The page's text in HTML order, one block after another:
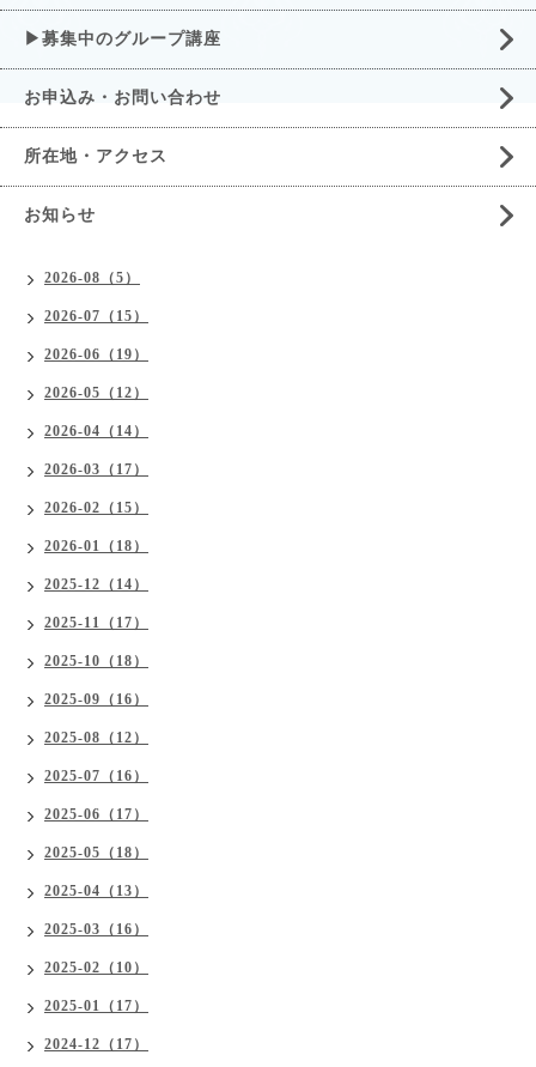
▶募集中のグループ講座
お申込み・お問い合わせ
所在地・アクセス
お知らせ
2026-08（5）
2026-07（15）
2026-06（19）
2026-05（12）
2026-04（14）
2026-03（17）
2026-02（15）
2026-01（18）
2025-12（14）
2025-11（17）
2025-10（18）
2025-09（16）
2025-08（12）
2025-07（16）
2025-06（17）
2025-05（18）
2025-04（13）
2025-03（16）
2025-02（10）
2025-01（17）
2024-12（17）